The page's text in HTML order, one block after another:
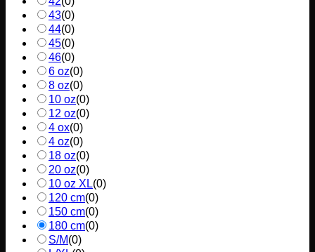
43(0)
44(0)
45(0)
46(0)
6 oz(0)
8 oz(0)
10 oz(0)
12 oz(0)
4 ox(0)
4 oz(0)
18 oz(0)
20 oz(0)
10 oz XL(0)
120 cm(0)
150 cm(0)
180 cm(0)
S/M(0)